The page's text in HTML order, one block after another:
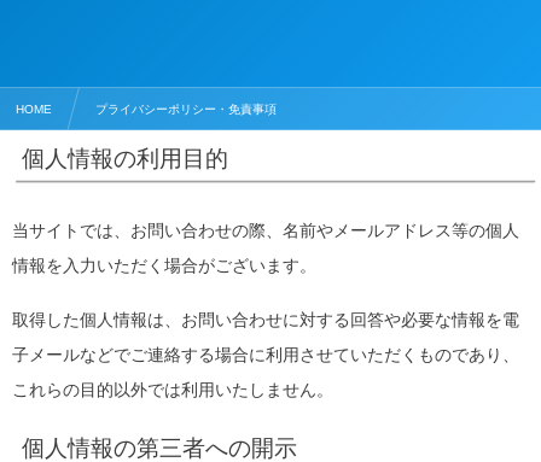
HOME プライバシーポリシー・免責事項
個人情報の利用目的
当サイトでは、お問い合わせの際、名前やメールアドレス等の個人
情報を入力いただく場合がございます。
取得した個人情報は、お問い合わせに対する回答や必要な情報を電
子メールなどでご連絡する場合に利用させていただくものであり、
これらの目的以外では利用いたしません。
個人情報の第三者への開示